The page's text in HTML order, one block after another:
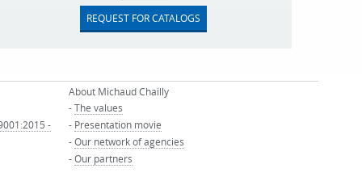
REQUEST FOR CATALOGS
-
About Michaud Chailly
-The values
- Presentation movie
-Our network of agencies
-Our partners